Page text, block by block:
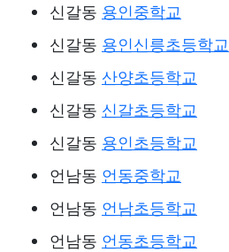
신갈동 용인중학교
신갈동 용인신릉초등학교
신갈동 산양초등학교
신갈동 신갈초등학교
신갈동 용인초등학교
언남동 언동중학교
언남동 언남초등학교
언남동 언동초등학교